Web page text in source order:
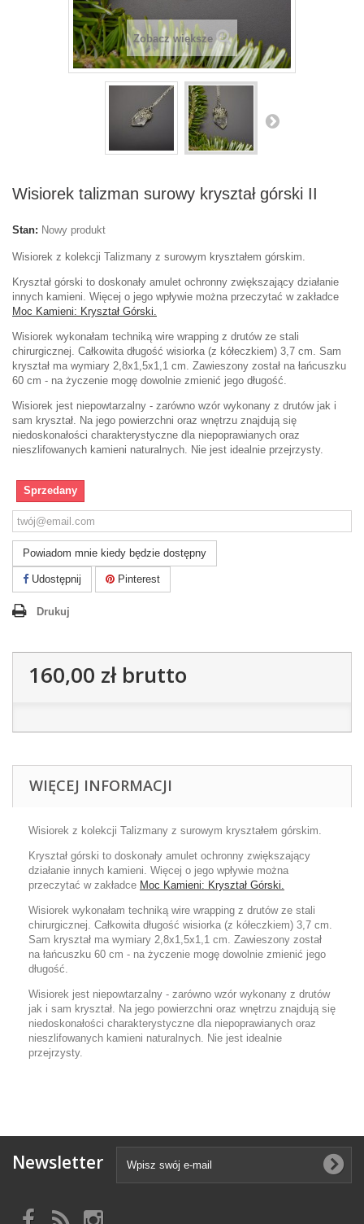
Zobacz większe
Wisiorek talizman surowy kryształ górski II
Stan: Nowy produkt
Wisiorek z kolekcji Talizmany z surowym kryształem górskim.
Kryształ górski to doskonały amulet ochronny zwiększający działanie
innych kamieni. Więcej o jego wpływie można przeczytać w zakładce
Moc Kamieni: Kryształ Górski.
Wisiorek wykonałam techniką wire wrapping z drutów ze stali
chirurgicznej. Całkowita długość wisiorka (z kółeczkiem) 3,7 cm. Sam
kryształ ma wymiary 2,8x1,5x1,1 cm. Zawieszony został na łańcuszku
60 cm - na życzenie mogę dowolnie zmienić jego długość.
Wisiorek jest niepowtarzalny - zarówno wzór wykonany z drutów jak i
sam kryształ. Na jego powierzchni oraz wnętrzu znajdują się
niedoskonałości charakterystyczne dla niepoprawianych oraz
nieszlifowanych kamieni naturalnych. Nie jest idealnie przejrzysty.
Sprzedany
Powiadom mnie kiedy będzie dostępny
Udostępnij Pinterest
Drukuj
160,00 złbrutto
WIĘCEJ INFORMACJI
Wisiorek z kolekcji Talizmany z surowym kryształem górskim.
Kryształ górski to doskonały amulet ochronny zwiększający
działanie innych kamieni. Więcej o jego wpływie można
przeczytać w zakładce Moc Kamieni: Kryształ Górski.
Wisiorek wykonałam techniką wire wrapping z drutów ze stali
chirurgicznej. Całkowita długość wisiorka (z kółeczkiem) 3,7 cm.
Sam kryształ ma wymiary 2,8x1,5x1,1 cm. Zawieszony został
na łańcuszku 60 cm - na życzenie mogę dowolnie zmienić jego
długość.
Wisiorek jest niepowtarzalny - zarówno wzór wykonany z drutów
jak i sam kryształ. Na jego powierzchni oraz wnętrzu znajdują się
niedoskonałości charakterystyczne dla niepoprawianych oraz
nieszlifowanych kamieni naturalnych. Nie jest idealnie
przejrzysty.
Newsletter